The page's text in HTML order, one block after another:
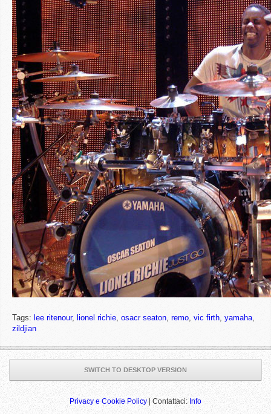
Tags: lee ritenour, lionel richie, osacr seaton, remo, vic firth, yamaha,
zildjian
SWITCH TO DESKTOP VERSION
Privacy e Cookie Policy | Contattaci: Info